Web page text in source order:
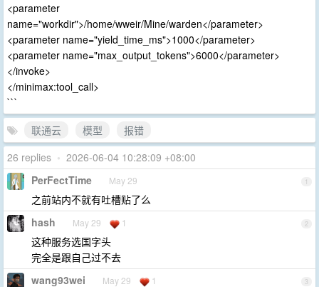
<parameter
name="workdir">/home/wweir/Mine/warden</parameter>
<parameter name="yield_time_ms">1000</parameter>
<parameter name="max_output_tokens">6000</parameter>
</invoke>
</minimax:tool_call>
```
联通云
模型
报错
26 replies • 2026-06-04 10:28:09 +08:00
1
PerFectTime May 29
之前站内不就有吐槽贴了么
2
hash May 29 1
这种服务选国字头
完全是跟自己过不去
3
wang93wei May 29 1